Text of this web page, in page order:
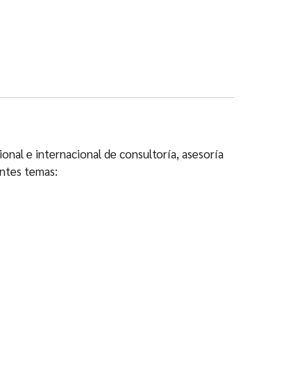
e internacional de consultoría, asesoría
temas: